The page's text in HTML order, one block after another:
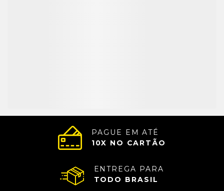
PAGUE EM ATÉ
10X NO CARTÃO
ENTREGA PARA
TODO BRASIL